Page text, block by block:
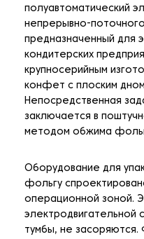
полуавтоматический
непрерывно-
предназначенный для
кондитерских
крупносерийным
конфет с плоским
Непосредственная
заключается в
методом обжима
Оборудование для
фольгу
операционной зоной.
электродвигательной
тумбы, не засоряются.